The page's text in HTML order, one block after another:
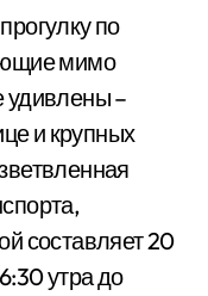
по
мимо
удивлены –
и крупных
составляет 20
утра до